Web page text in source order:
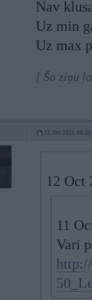
Nav
Uz min
Uz max
[ Šo ziņu
12. Oct 2023, 08:30
12 Oct
11
Vari